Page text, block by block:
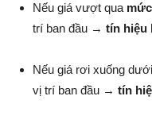
Nếu giá vượt qua
trí ban đầu → tín hiệu
Nếu giá rơi xuống dưới
vị trí ban đầu → tín